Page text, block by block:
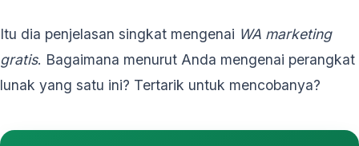
Itu dia penjelasan singkat mengenai WA marketing
gratis. Bagaimana menurut Anda mengenai perangkat
lunak yang satu ini? Tertarik untuk mencobanya?